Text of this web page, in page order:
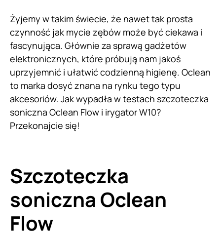
Żyjemy w takim świecie, że nawet tak prosta
czynność jak mycie zębów może być ciekawa i
fascynująca. Głównie za sprawą gadżetów
elektronicznych, które próbują nam jakoś
uprzyjemnić i ułatwić codzienną higienę. Oclean
to marka dosyć znana na rynku tego typu
akcesoriów. Jak wypadła w testach szczoteczka
soniczna Oclean Flow i irygator W10?
Przekonajcie się!
Szczoteczka
soniczna Oclean
Flow